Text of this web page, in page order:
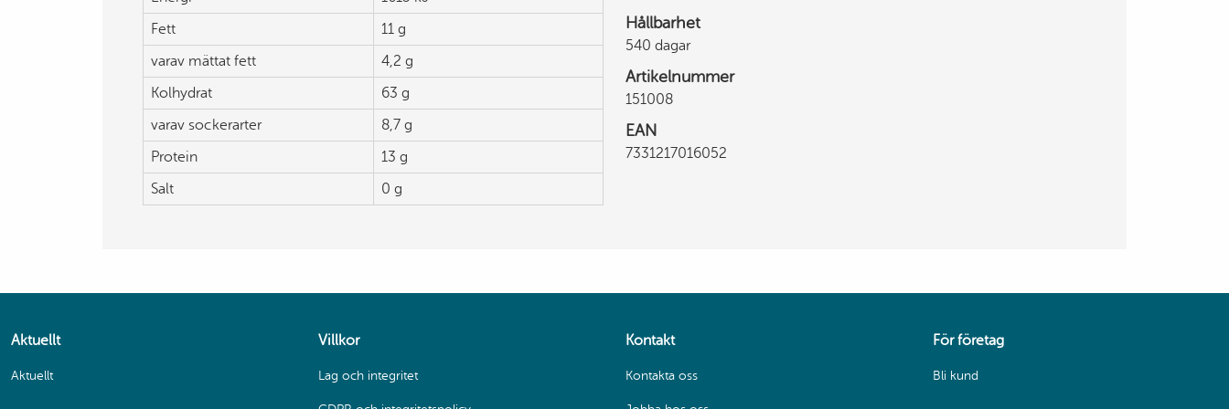
Fett
11 g
varav mättat fett
4,2 g
Kolhydrat
63 g
varav sockerarter
8,7 g
Protein
13 g
Salt
0 g
Hållbarhet
540 dagar
Artikelnummer
151008
EAN
7331217016052
Aktuellt
Aktuellt
Villkor
Lag och integritet
Kontakt
Kontakta oss
För företag
Bli kund